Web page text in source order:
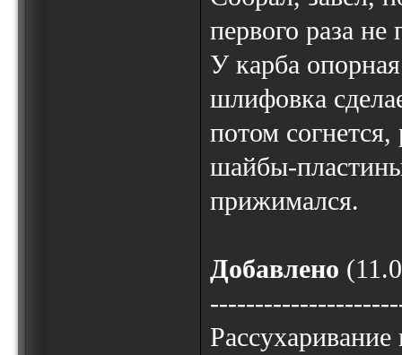
первого раза
У карба
шлифовка
потом
шайбы-
прижимался.
Добавлено